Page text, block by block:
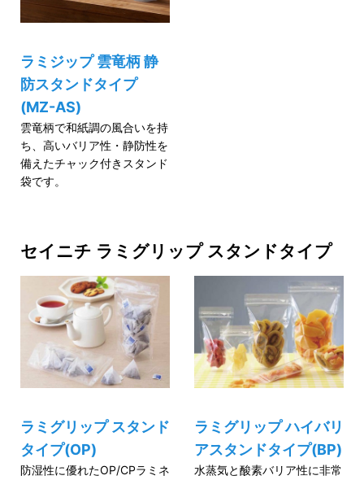
ラミジップ 雲竜柄 静
防スタンドタイプ
(MZ-AS)
雲竜柄で和紙調の風合いを持
ち、高いバリア性・静防性を
備えたチャック付きスタンド
袋です。
セイニチ ラミグリップ スタンドタイプ
ラミグリップ スタンド
タイプ(OP)
防湿性に優れたOP/CPラミネ
ラミグリップ ハイバリ
アスタンドタイプ(BP)
水蒸気と酸素バリア性に非常